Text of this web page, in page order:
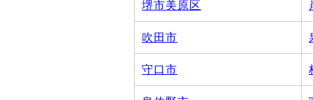
堺市美原区
吹田市
守口市